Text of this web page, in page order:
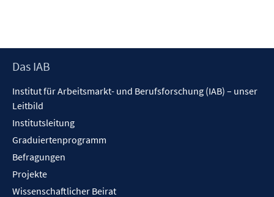
Footer
Das IAB
Institut für Arbeitsmarkt- und Berufsforschung (IAB) – unser
Leitbild
Institutsleitung
Graduiertenprogramm
Befragungen
Projekte
Wissenschaftlicher Beirat